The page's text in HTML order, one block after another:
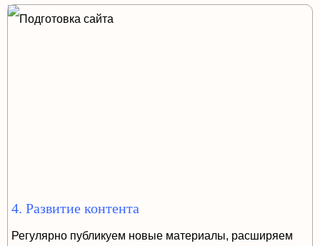
4. Развитие контента
Регулярно публикуем новые материалы, расширяем